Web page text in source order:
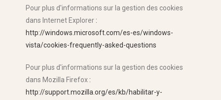
Pour plus d'informations sur la gestion des cookies
dans Internet Explorer :
http://windows.microsoft.com/es-es/windows-
vista/cookies-frequently-asked-questions
Pour plus d'informations sur la gestion des cookies
dans Mozilla Firefox :
http://support.mozilla.org/es/kb/habilitar-y-